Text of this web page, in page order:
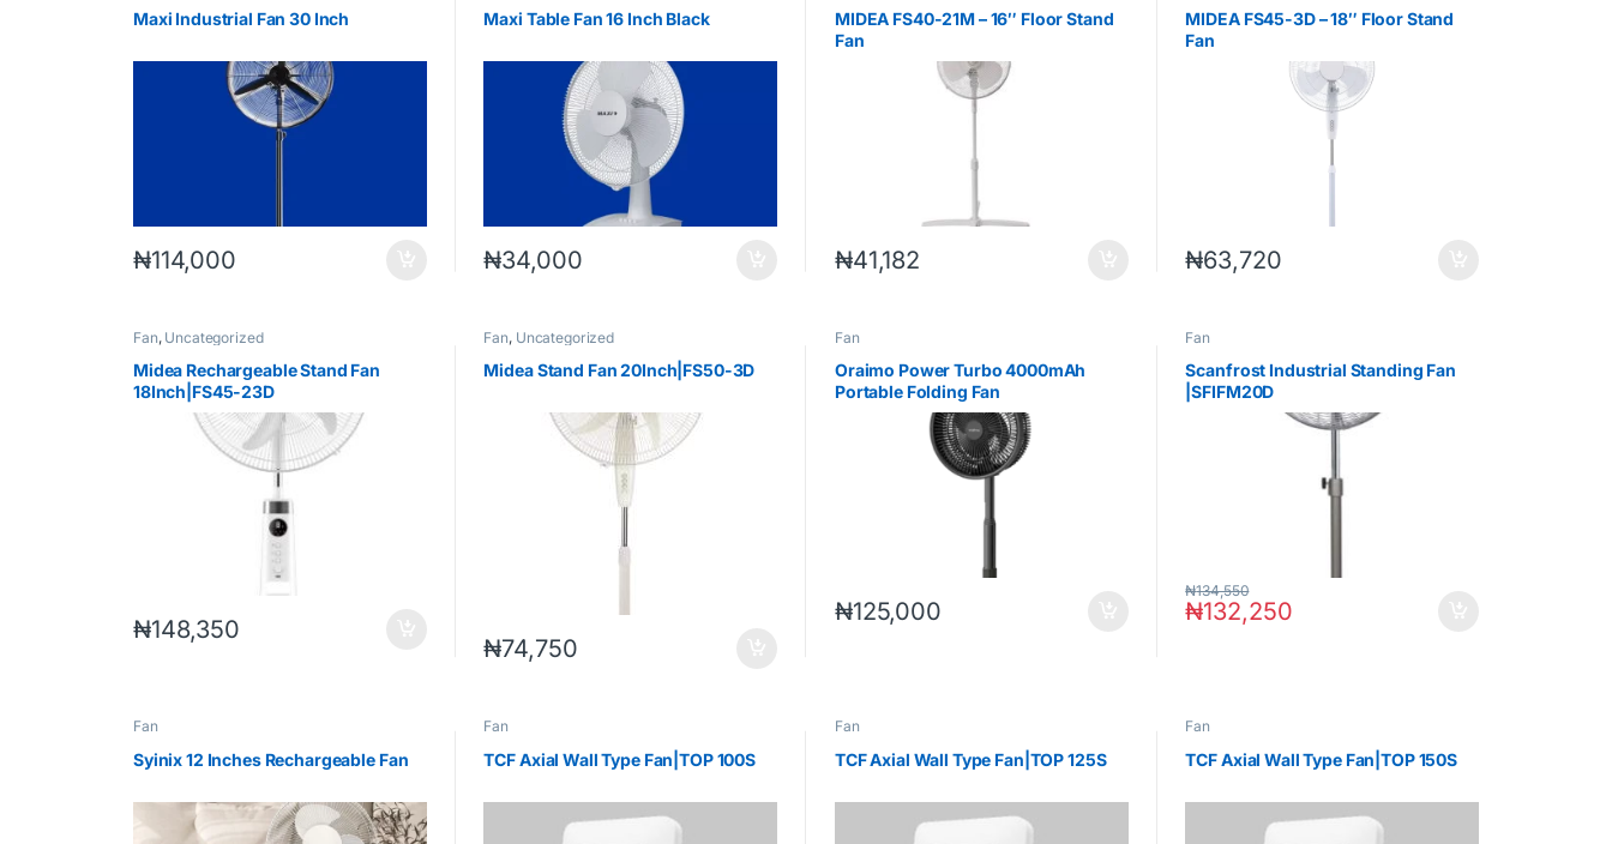
Maxi Industrial Fan 30 Inch
₦114,000
Maxi Table Fan 16 Inch Black
₦34,000
MIDEA FS40-21M – 16″ Floor Stand
Fan
₦41,182
MIDEA FS45-3D – 18″ Floor Stand
Fan
₦63,720
Fan, Uncategorized
Midea Rechargeable Stand Fan
18Inch|FS45-23D
₦148,350
Fan, Uncategorized
Midea Stand Fan 20Inch|FS50-3D
₦74,750
Fan
Oraimo Power Turbo 4000mAh
Portable Folding Fan
₦125,000
Fan
Scanfrost Industrial Standing Fan
|SFIFM20D
₦132,250
₦134,550
Fan
Syinix 12 Inches Rechargeable Fan
Fan
TCF Axial Wall Type Fan|TOP 100S
Fan
TCF Axial Wall Type Fan|TOP 125S
Fan
TCF Axial Wall Type Fan|TOP 150S